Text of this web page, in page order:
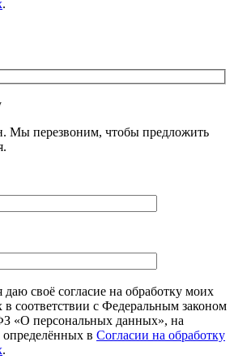
.
Мы перезвоним, чтобы предложить
своё согласие на обработку моих
соответствии с Федеральным законом
«О персональных данных», на
определённых в Согласии на обработку
.